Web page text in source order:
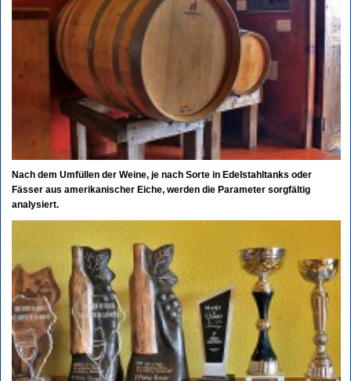
Nach dem Umfüllen der Weine, je nach Sorte in Edelstahltanks oder
Fässer aus amerikanischer Eiche, werden die Parameter sorgfältig
analysiert.